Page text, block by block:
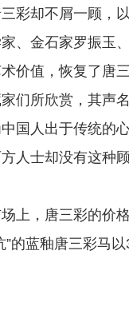
彩却不屑一顾，
、金石家罗振玉
价值，恢复了唐
们所欣赏，其声
国人出于传统的
人士却没有这种
，唐三彩的价
的蓝釉唐三彩马